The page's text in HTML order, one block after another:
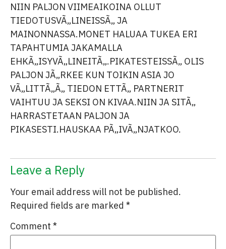
NIIN PALJON VIIMEAIKOINA OLLUT
TIEDOTUSVÃ„LINEISSÃ„ JA
MAINONNASSA.MONET HALUAA TUKEA ERI
TAPAHTUMIA JAKAMALLA
EHKÃ„ISYVÃ„LINEITÃ„.PIKATESTEISSÃ„ OLIS
PALJON JÃ„RKEE KUN TOIKIN ASIA JO
VÃ„LITTÃ„Ã„ TIEDON ETTÃ„ PARTNERIT
VAIHTUU JA SEKSI ON KIVAA.NIIN JA SITÃ„
HARRASTETAAN PALJON JA
PIKASESTI.HAUSKAA PÃ„IVÃ„NJATKOO.
Leave a Reply
Your email address will not be published.
Required fields are marked *
Comment *